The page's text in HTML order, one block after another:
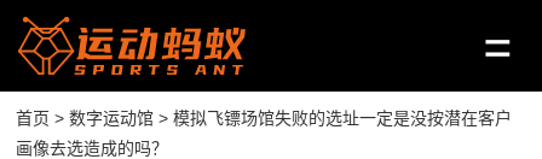
首页 >数字运动馆 > 模拟飞镖场馆失败的选址一定是没按潜在客户
画像去选造成的吗？